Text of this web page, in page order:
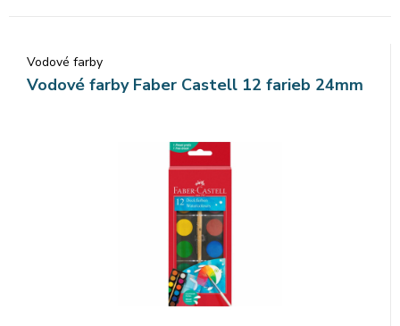
Vodové farby
Vodové farby Faber Castell 12 farieb 24mm